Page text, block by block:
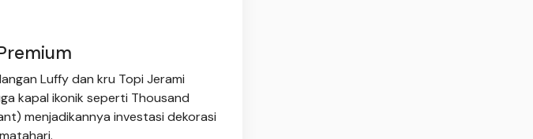
Luffy dan kru Topi Jerami
kapal ikonik seperti Thousand
menjadikannya investasi dekorasi